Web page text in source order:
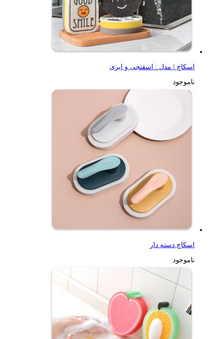
اسکاچ | مدل : اسفنجی و ابری
ناموجود
اسکاچ دسته دار
ناموجود